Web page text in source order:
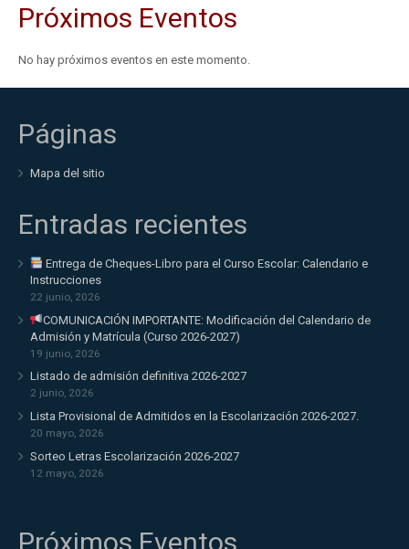
Próximos Eventos
No hay próximos eventos en este momento.
Páginas
Mapa del sitio
Entradas recientes
Entrega de Cheques-Libro para el Curso Escolar: Calendario e
Instrucciones
22 junio, 2026
COMUNICACIÓN IMPORTANTE: Modificación del Calendario de
Admisión y Matrícula (Curso 2026-2027)
19 junio, 2026
Listado de admisión definitiva 2026-2027
2 junio, 2026
Lista Provisional de Admitidos en la Escolarización 2026-2027.
20 mayo, 2026
Sorteo Letras Escolarización 2026-2027
12 mayo, 2026
Próximos Eventos